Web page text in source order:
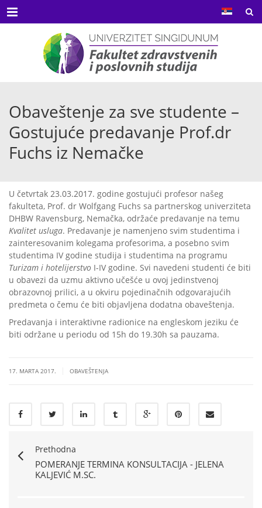
Menu
Obaveštenje za sve studente –
Gostujuće predavanje Prof.dr
Fuchs iz Nemačke
U četvrtak 23.03.2017. godine gostujući profesor našeg
fakulteta, Prof. dr Wolfgang Fuchs sa partnerskog univerziteta
DHBW Ravensburg, Nemačka, održaće predavanje na temu
Kvalitet usluga. Predavanje je namenjeno svim studentima i
zainteresovanim kolegama profesorima, a posebno svim
studentima IV godine studija i studentima na programu
Turizam i hotelijerstvo I-IV godine. Svi navedeni studenti će biti
u obavezi da uzmu aktivno učešće u ovoj jedinstvenoj
obrazovnoj prilici, a u okviru pojedinačnih odgovarajućih
predmeta o čemu će biti objavljena dodatna obaveštenja.
Predavanja i interaktivne radionice na engleskom jeziku će
biti održane u periodu od 15h do 19.30h sa pauzama.
17. MARTA 2017. OBAVEŠTENJA
Prethodna
POMERANJE TERMINA KONSULTACIJA - JELENA
KALJEVIĆ M.SC.